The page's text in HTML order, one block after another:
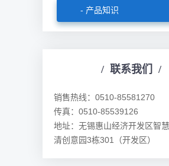
产品知识
/ 联系我们 /
销售热线：0510-85581270
传真：0510-85539126
地址：无锡惠山经济开发区智
清创意园3栋301（开发区）